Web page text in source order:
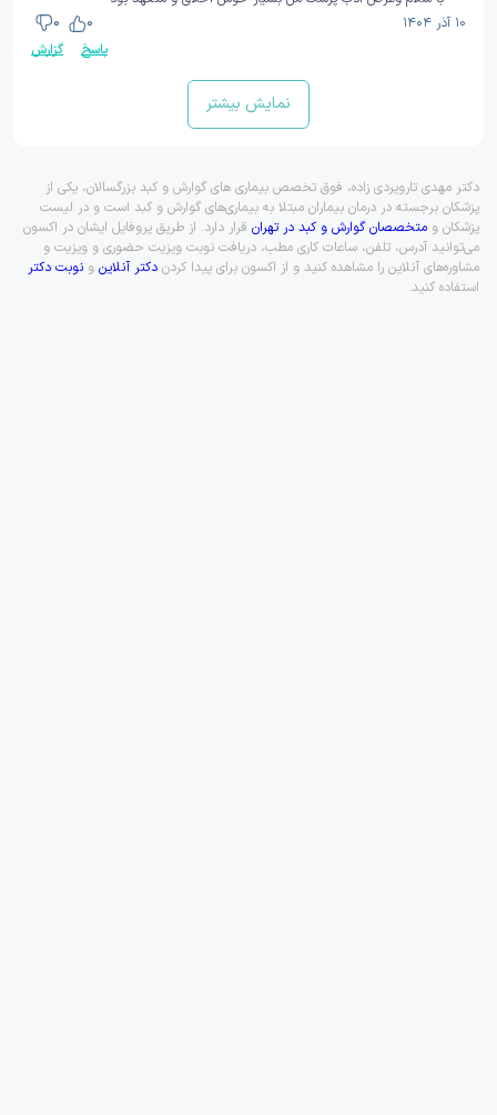
۱۰ آذر ۱۴۰۴
0
0
پاسخ
گزارش
نمایش بیشتر
دکتر مهدی تارویردی زاده، فوق تخصص بیماری های گوارش و کبد بزرگسالان، یکی از
پزشکان برجسته در درمان بیماران مبتلا به بیماری‌های گوارش و کبد است و در لیست
پزشکان و متخصصان گوارش و کبد در تهران قرار دارد. از طریق پروفایل ایشان در اکسون
می‌توانید آدرس، تلفن، ساعات کاری مطب، دریافت نوبت ویزیت حضوری و ویزیت و
مشاوره‌های آنلاین را مشاهده کنید و از اکسون برای پیدا کردن دکتر آنلاین و نوبت دکتر
استفاده کنید.